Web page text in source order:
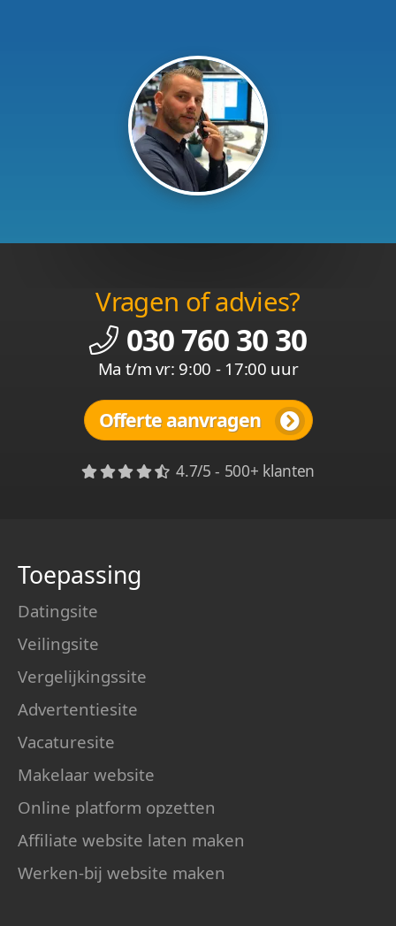
Vragen of advies?
030 760 30 30
Ma t/m vr: 9:00 - 17:00 uur
Offerte aanvragen
4.7/5 - 500+ klanten
Toepassing
Datingsite
Veilingsite
Vergelijkingssite
Advertentiesite
Vacaturesite
Makelaar website
Online platform opzetten
Affiliate website laten maken
Werken-bij website maken